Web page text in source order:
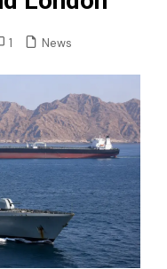
1 News